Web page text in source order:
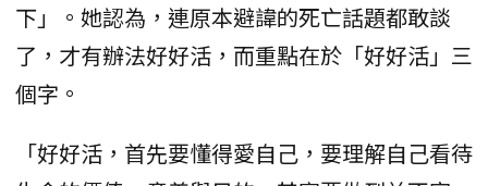
下」。她認為，連原本避諱的死亡話題都敢談
了，才有辦法好好活，而重點在於「好好活」三
個字。
「好好活，首先要懂得愛自己，要理解自己看待